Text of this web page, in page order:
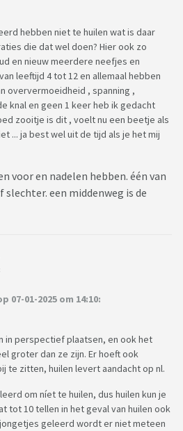
hebben niet te huilen wat is daar
die dat wel doen? Hier ook zo
en nieuw meerdere neefjes en
leeftijd 4 tot 12 en allemaal hebben
oververmoeidheid , spanning ,
knal en geen 1 keer heb ik gedacht
zooitje is dit , voelt nu een beetje als
... ja best wel uit de tijd als je het mij
voor en nadelen hebben. één van
slechter. een middenweg is de
07-01-2025 om 14:10:
in perspectief plaatsen, en ook het
groter dan ze zijn. Er hoeft ook
te zitten, huilen levert aandacht op nl.
om níet te huilen, dus huilen kun je
tot 10 tellen in het geval van huilen ook
geleerd wordt er niet meteen